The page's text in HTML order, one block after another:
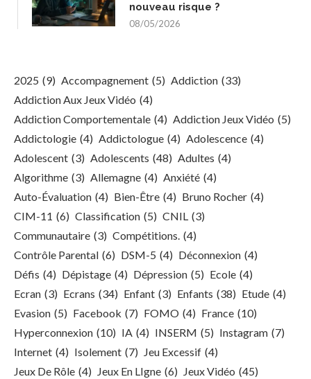
nouveau risque ?
08/05/2026
2025 (9) Accompagnement (5) Addiction (33)
Addiction Aux Jeux Vidéo (4)
Addiction Comportementale (4) Addiction Jeux Vidéo (5)
Addictologie (4) Addictologue (4) Adolescence (4)
Adolescent (3) Adolescents (48) Adultes (4)
Algorithme (3) Allemagne (4) Anxiété (4)
Auto-Évaluation (4) Bien-Être (4) Bruno Rocher (4)
CIM-11 (6) Classification (5) CNIL (3)
Communautaire (3) Compétitions. (4)
Contrôle Parental (6) DSM-5 (4) Déconnexion (4)
Défis (4) Dépistage (4) Dépression (5) Ecole (4)
Ecran (3) Ecrans (34) Enfant (3) Enfants (38) Etude (4)
Evasion (5) Facebook (7) FOMO (4) France (10)
Hyperconnexion (10) IA (4) INSERM (5) Instagram (7)
Internet (4) Isolement (7) Jeu Excessif (4)
Jeux De Rôle (4) Jeux En LIgne (6) Jeux Vidéo (45)